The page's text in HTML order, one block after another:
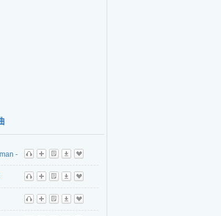
-
听 播 歌 下 收
听
播 歌 下 收
听
播 歌 下 收